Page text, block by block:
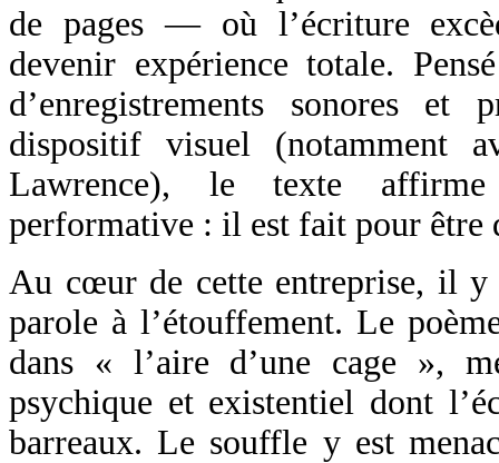
de pages — où l’écriture
devenir expérience totale.
d’enregistrements sonores
dispositif visuel (notamment
Lawrence), le texte affirme
performative : il est fait pour être
Au cœur de cette entreprise, il y
parole à l’étouffement. Le
dans « l’aire d’une cage »,
psychique et existentiel dont
barreaux. Le souffle y est